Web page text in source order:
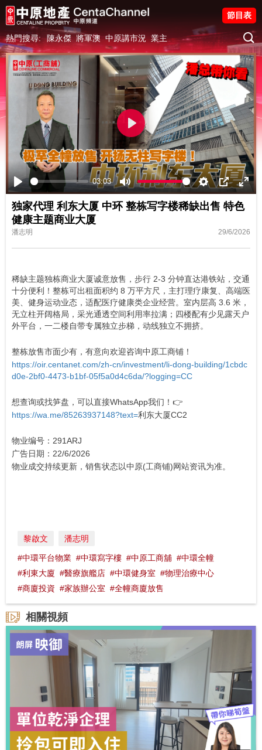
熱門搜尋: 陳永傑 將軍澳 中原講市況 業主
節目表
Play
03:03
Mute Settings
PIP
Play
独家代理 利东大厦 中环 整栋写字楼稀缺出售 特色
健康主题商业大厦
潘志明 29/6/2026
稀缺主题独栋商业大厦诚意放售，步行 2-3 分钟直达港铁站，交通
十分便利！整栋可出租面积约 8 万平方尺，主打理疗康复、高端医
美、健身运动业态，适配医疗健康类企业经营。室内层高 3.6 米，
无立柱开阔格局，采光通透空间利用率拉满；四楼配有少见露天户
外平台，一二楼自带专属独立步梯，动线独立不拥挤。
整栋放售市面少有，有意向欢迎咨询中原工商铺！
https://oir.centanet.com/zh-cn/investment/li-dong-building/1cbdc
d0e-2bf0-4473-b1bf-05f5a0d4c6da/?logging=CC
想查询或找笋盘，可以直接WhatsApp我们！👉
https://wa.me/85263937148?text=利东大厦CC2
物业编号：291ARJ
广告日期：22/6/2026
物业成交持续更新，销售状态以中原(工商铺)网站资讯为准。
黎啟文 潘志明
#中環平台物業 #中環寫字樓 #中原工商舖 #中環全幢
#利東大廈 #醫療旗艦店 #中環健身室 #物理治療中心
#商廈投資 #家族辦公室 #全幢商廈放售
相關視頻